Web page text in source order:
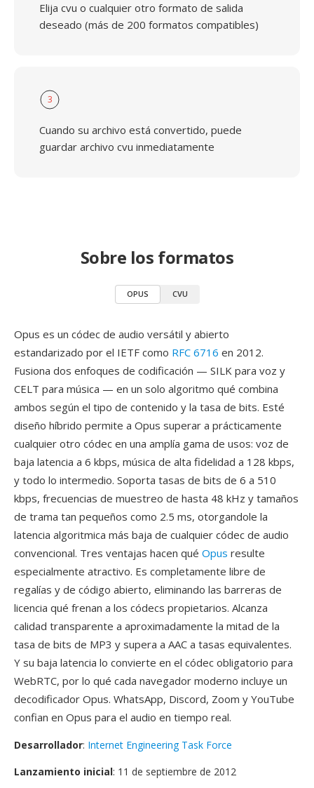
Elija cvu o cualquier otro formato de salida
deseado (más de 200 formatos compatibles)
3
Cuando su archivo está convertido, puede
guardar archivo cvu inmediatamente
Sobre los formatos
OPUS CVU
Opus es un códec de audio versátil y abierto
estandarizado por el IETF como RFC 6716 en 2012.
Fusiona dos enfoques de codificación — SILK para voz y
CELT para música — en un solo algoritmo qué combina
ambos según el tipo de contenido y la tasa de bits. Esté
diseño híbrido permite a Opus superar a prácticamente
cualquier otro códec en una amplía gama de usos: voz de
baja latencia a 6 kbps, música de alta fidelidad a 128 kbps,
y todo lo intermedio. Soporta tasas de bits de 6 a 510
kbps, frecuencias de muestreo de hasta 48 kHz y tamaños
de trama tan pequeños como 2.5 ms, otorgandole la
latencia algoritmica más baja de cualquier códec de audio
convencional. Tres ventajas hacen qué Opus resulte
especialmente atractivo. Es completamente libre de
regalías y de código abierto, eliminando las barreras de
licencia qué frenan a los códecs propietarios. Alcanza
calidad transparente a aproximadamente la mitad de la
tasa de bits de MP3 y supera a AAC a tasas equivalentes.
Y su baja latencia lo convierte en el códec obligatorio para
WebRTC, por lo qué cada navegador moderno incluye un
decodificador Opus. WhatsApp, Discord, Zoom y YouTube
confian en Opus para el audio en tiempo real.
Desarrollador: Internet Engineering Task Force
Lanzamiento inicial: 11 de septiembre de 2012